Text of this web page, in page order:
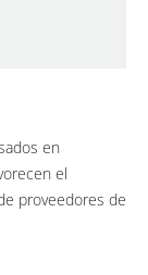
en
el
proveedores de